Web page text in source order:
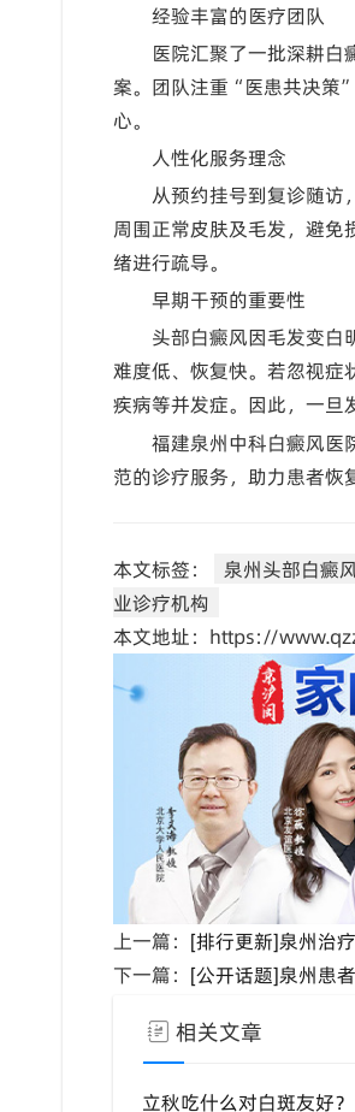
经验丰富的医疗团队
医院汇聚了一批深耕白
案。团队注重“医患共决策
心。
人性化服务理念
从预约挂号到复诊随访
周围正常皮肤及毛发，避免
绪进行疏导。
早期干预的重要性
头部白癜风因毛发变白
难度低、恢复快。若忽视症
疾病等并发症。因此，一旦
福建泉州中科白癜风
范的诊疗服务，助力患者恢
本文标签： 泉州头部白癜
业诊疗机构
本文地址：https://
上一篇： [排行更新]泉州治
下一篇： [公开话题]泉州患
相关文章